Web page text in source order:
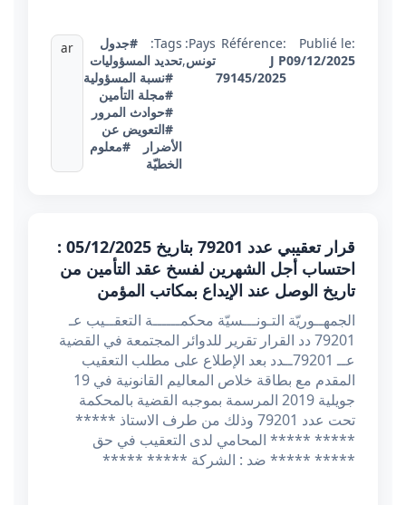
Publié le:
09/12/2025
Référence:
J P
79145/2025
Pays:
تونس,
Tags:
#جدول
تحديد المسؤوليات
#نسبة المسؤولية
#مجلة التأمين
#حوادث المرور
#التعويض عن
الأضرار
#معلوم
الخطيّة
ar
قرار تعقيبي عدد 79201 بتاريخ 05/12/2025 :
احتساب أجل الشهرين لفسخ عقد التأمين من
تاريخ الوصل عند الإيداع بمكاتب المؤمن
الجمهــوريّة التـونـــسيّة محكمــــــة التعقــيب عـ
79201 دد القرار تقرير للدوائر المجتمعة في القضية
عــ 79201ــدد بعد الإطلاع على مطلب التعقيب
المقدم مع بطاقة خلاص المعاليم القانونية في 19
جويلية 2019 المرسمة بموجبه القضية بالمحكمة
تحت عدد 79201 وذلك من طرف الاستاذ *****
***** ***** المحامي لدى التعقيب في حق
***** ***** ضد : الشركة ***** *****